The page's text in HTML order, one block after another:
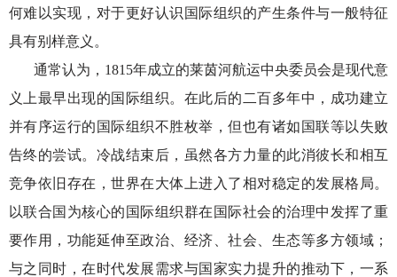
何难以实现，对于更好认识国际组织的产生条件与一般特征
具有别样意义。
通常认为， 1815年成立的莱茵河航运中央委员会是现代意
义上最早出现的国际组织。在此后的二百多年中，成功建立
并有序运行的国际组织不胜枚举，但也有诸如国联等以失败
告终的尝试。冷战结束后，虽然各方力量的此消彼长和相互
竞争依旧存在，世界在大体上进入了相对稳定的发展格局。
以联合国为核心的国际组织群在国际社会的治理中发挥了重
要作用，功能延伸至政治、经济、社会、生态等多方领域；
与之同时，在时代发展需求与国家实力提升的推动下，一系